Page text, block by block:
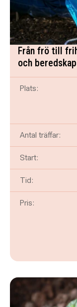
Från frö till
och
Plats:
Antal träffar:
Start:
Tid:
Pris: